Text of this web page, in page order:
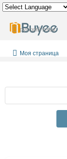
русский язык
Моя страница